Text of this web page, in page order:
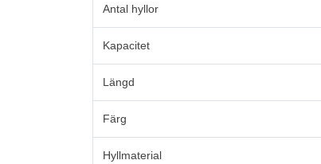
Antal hyllor
Kapacitet
Längd
Färg
Hyllmaterial